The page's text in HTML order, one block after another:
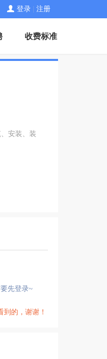
登录 注册
收费标准
安装、装
先登录~
的，谢谢！